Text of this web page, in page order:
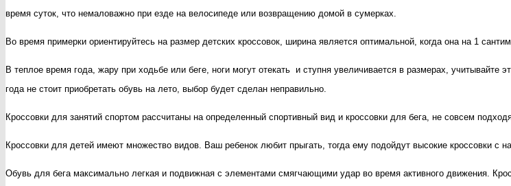
время суток, что немаловажно при езде на велосипеде или возвращению домой в сумерках.
Во время примерки ориентируйтесь на размер детских кроссовок, ширина является оптимальной, когда она на 1
В теплое время года, жару при ходьбе или беге, ноги могут отекать и ступня увеличивается в размерах,
года не стоит приобретать обувь на лето, выбор будет сделан неправильно.
Кроссовки для занятий спортом рассчитаны на определенный спортивный вид и кроссовки для бега, не совсем
Кроссовки для детей имеют множество видов. Ваш ребенок любит прыгать, тогда ему подойдут высокие кроссовки с
Обувь для бега максимально легкая и подвижная с элементами смягчающими удар во время активного движения.